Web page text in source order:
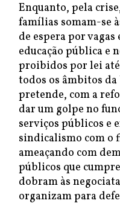
Enquanto, pela
famílias somam-se
de espera por vagas
educação pública e
proibidos por lei
todos os âmbitos
pretende, com a
dar um golpe no
serviços públicos e
sindicalismo com o
ameaçando com
públicos que
dobram às
organizam para